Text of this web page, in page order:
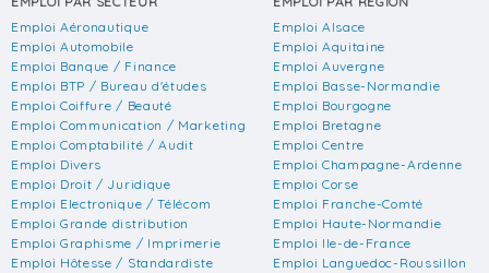
Emploi Aéronautique
Emploi Automobile
Emploi Banque / Finance
Emploi BTP / Bureau d'études
Emploi Coiffure / Beauté
Emploi Communication / Marketing
Emploi Comptabilité / Audit
Emploi Divers
Emploi Droit / Juridique
Emploi Electronique / Télécom
Emploi Grande distribution
Emploi Graphisme / Imprimerie
Emploi Hôtesse / Standardiste
Emploi Alsace
Emploi Aquitaine
Emploi Auvergne
Emploi Basse-Normandie
Emploi Bourgogne
Emploi Bretagne
Emploi Centre
Emploi Champagne-Ardenne
Emploi Corse
Emploi Franche-Comté
Emploi Haute-Normandie
Emploi Ile-de-France
Emploi Languedoc-Roussillon